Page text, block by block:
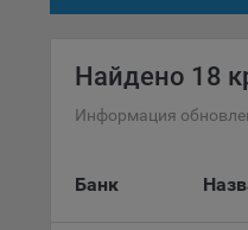
Найдено 18
Информация
Банк